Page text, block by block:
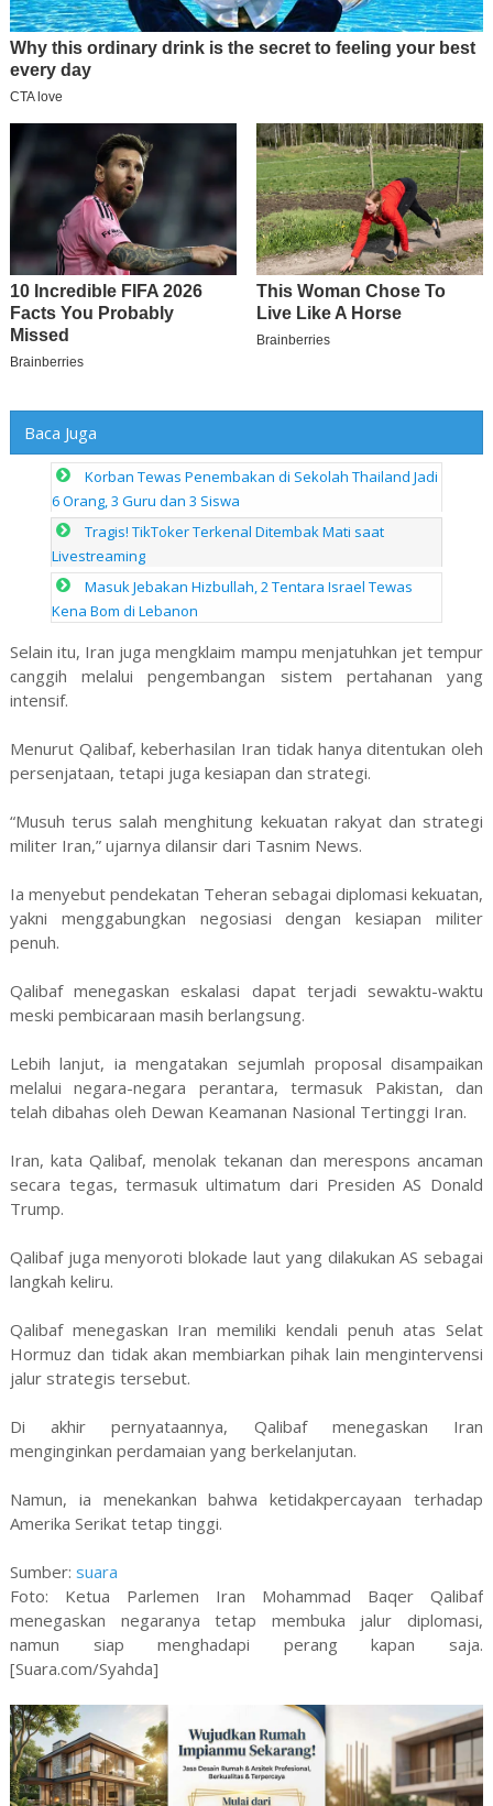
Baca Juga
Korban Tewas Penembakan di Sekolah Thailand Jadi
6 Orang, 3 Guru dan 3 Siswa
Tragis! TikToker Terkenal Ditembak Mati saat
Livestreaming
Masuk Jebakan Hizbullah, 2 Tentara Israel Tewas
Kena Bom di Lebanon
Selain itu, Iran juga mengklaim mampu menjatuhkan jet tempur
canggih melalui pengembangan sistem pertahanan yang
intensif.
Menurut Qalibaf, keberhasilan Iran tidak hanya ditentukan oleh
persenjataan, tetapi juga kesiapan dan strategi.
“Musuh terus salah menghitung kekuatan rakyat dan strategi
militer Iran,” ujarnya dilansir dari Tasnim News.
Ia menyebut pendekatan Teheran sebagai diplomasi kekuatan,
yakni menggabungkan negosiasi dengan kesiapan militer
penuh.
Qalibaf menegaskan eskalasi dapat terjadi sewaktu-waktu
meski pembicaraan masih berlangsung.
Lebih lanjut, ia mengatakan sejumlah proposal disampaikan
melalui negara-negara perantara, termasuk Pakistan, dan
telah dibahas oleh Dewan Keamanan Nasional Tertinggi Iran.
Iran, kata Qalibaf, menolak tekanan dan merespons ancaman
secara tegas, termasuk ultimatum dari Presiden AS Donald
Trump.
Qalibaf juga menyoroti blokade laut yang dilakukan AS sebagai
langkah keliru.
Qalibaf menegaskan Iran memiliki kendali penuh atas Selat
Hormuz dan tidak akan membiarkan pihak lain mengintervensi
jalur strategis tersebut.
Di akhir pernyataannya, Qalibaf menegaskan Iran
menginginkan perdamaian yang berkelanjutan.
Namun, ia menekankan bahwa ketidakpercayaan terhadap
Amerika Serikat tetap tinggi.
Sumber: suara
Foto: Ketua Parlemen Iran Mohammad Baqer Qalibaf
menegaskan negaranya tetap membuka jalur diplomasi,
namun siap menghadapi perang kapan saja.
[Suara.com/Syahda]